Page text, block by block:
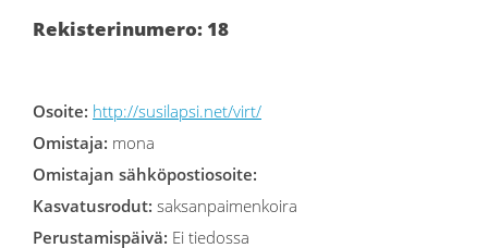
Rekisterinumero: 18
Osoite: http://susilapsi.net/virt/
Omistaja: mona
Omistajan sähköpostiosoite:
Kasvatusrodut: saksanpaimenkoira
Perustamispäivä: Ei tiedossa